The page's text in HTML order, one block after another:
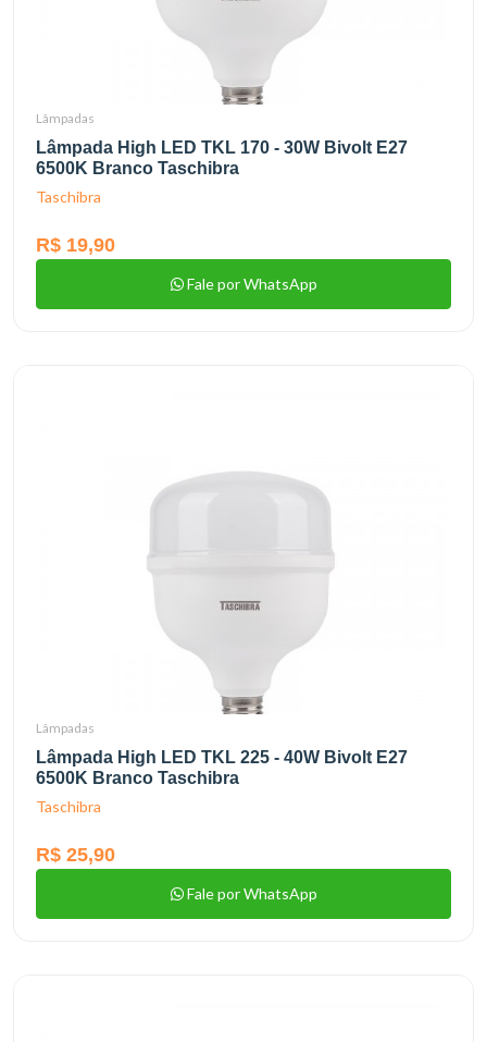
Lâmpadas
Lâmpada High LED TKL 170 - 30W Bivolt E27
6500K Branco Taschibra
Taschibra
R$ 19,90
Fale por WhatsApp
Lâmpadas
Lâmpada High LED TKL 225 - 40W Bivolt E27
6500K Branco Taschibra
Taschibra
R$ 25,90
Fale por WhatsApp